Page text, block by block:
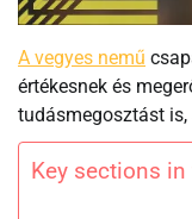
A vegyes nemű
értékesnek és
tudásmegosztást
Key sections in